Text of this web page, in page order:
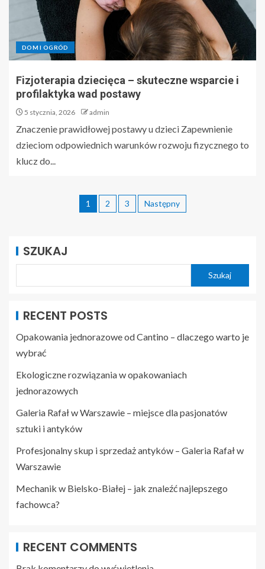
DOM I OGRÓD
Fizjoterapia dziecięca – skuteczne wsparcie i
profilaktyka wad postawy
5 stycznia, 2026 admin
Znaczenie prawidłowej postawy u dzieci Zapewnienie
dzieciom odpowiednich warunków rozwoju fizycznego to
klucz do...
1 2 3 Następny
SZUKAJ
Szukaj
RECENT POSTS
Opakowania jednorazowe od Cantino – dlaczego warto je
wybrać
Ekologiczne rozwiązania w opakowaniach
jednorazowych
Galeria Rafał w Warszawie – miejsce dla pasjonatów
sztuki i antyków
Profesjonalny skup i sprzedaż antyków – Galeria Rafał w
Warszawie
Mechanik w Bielsko-Białej – jak znaleźć najlepszego
fachowca?
RECENT COMMENTS